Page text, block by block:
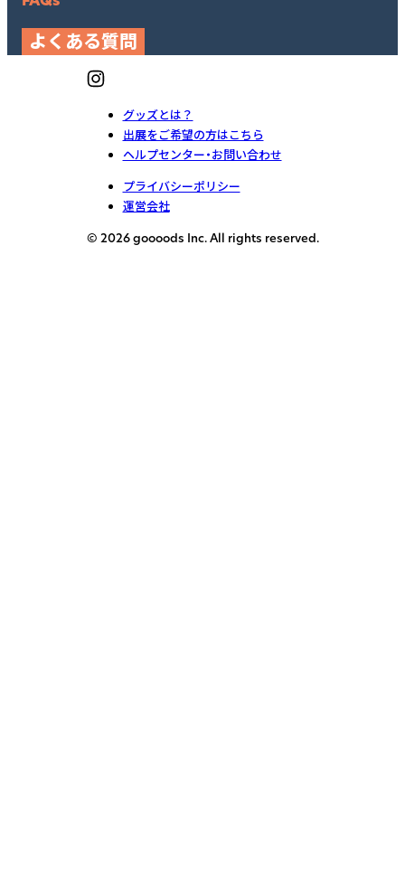
よくある質問
グッズとは？
出展をご希望の方はこちら
ヘルプセンター・お問い合わせ
プライバシーポリシー
運営会社
© 2026 goooods Inc. All rights reserved.